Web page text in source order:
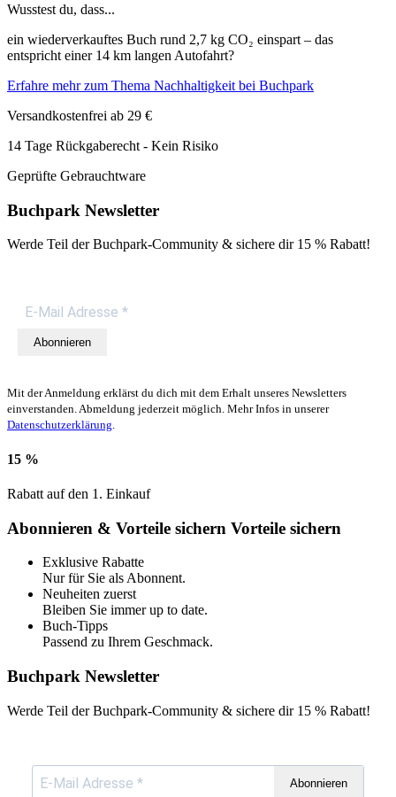
Wusstest du, dass...
ein wiederverkauftes Buch rund 2,7 kg CO₂ einspart – das
entspricht einer 14 km langen Autofahrt?
Erfahre mehr zum Thema Nachhaltigkeit bei Buchpark
Versandkostenfrei ab 29 €
14 Tage Rückgaberecht - Kein Risiko
Geprüfte Gebrauchtware
Buchpark Newsletter
Werde Teil der Buchpark-Community & sichere dir 15 % Rabatt!
Abonnieren
Mit der Anmeldung erklärst du dich mit dem Erhalt unseres Newsletters
einverstanden. Abmeldung jederzeit möglich. Mehr Infos in unserer
Datenschutzerklärung.
15 %
Rabatt auf den 1. Einkauf
Abonnieren & Vorteile sichern Vorteile sichern
Exklusive Rabatte
Nur für Sie als Abonnent.
Neuheiten zuerst
Bleiben Sie immer up to date.
Buch-Tipps
Passend zu Ihrem Geschmack.
Buchpark Newsletter
Werde Teil der Buchpark-Community & sichere dir 15 % Rabatt!
Abonnieren